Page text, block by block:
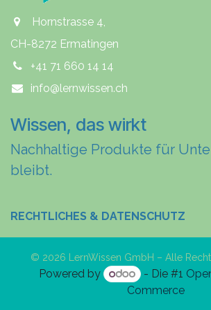
Hornstrasse 4,
CH-8272 Ermatingen
+41 71 660 14 14
info@lernwissen.ch
Wissen, das wirkt
Nachhaltige Produkte für
bleibt.
RECHTLICHES & DATENSCHUTZ
© 2026 LernWissen GmbH – Alle
Powered by - Die #1
Commerce